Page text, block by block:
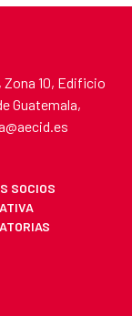
Zona 10, Edificio
Guatemala,
SOCIOS